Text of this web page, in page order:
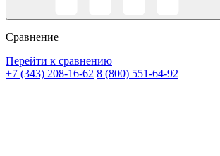
Сравнение
Перейти к сравнению
+7 (343) 208-16-62 8 (800) 551-64-92